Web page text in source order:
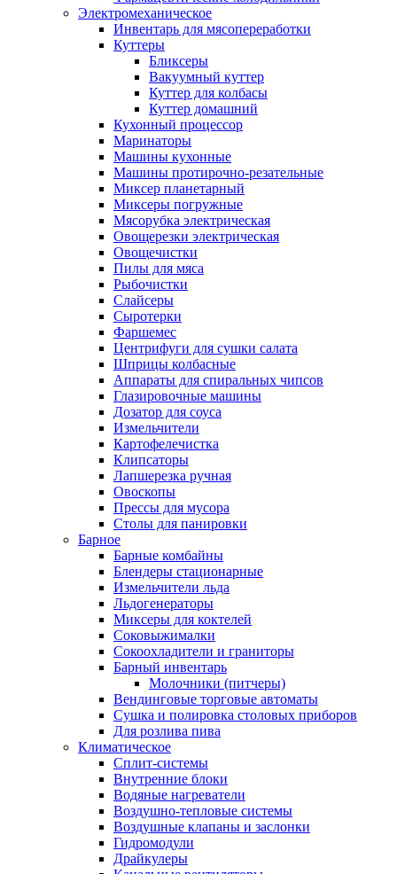
Электромеханическое
Инвентарь для мясопереработки
Куттеры
Бликсеры
Вакуумный куттер
Куттер для колбасы
Куттер домашний
Кухонный процессор
Маринаторы
Машины кухонные
Машины протирочно-резательные
Миксер планетарный
Миксеры погружные
Мясорубка электрическая
Овощерезки электрическая
Овощечистки
Пилы для мяса
Рыбочистки
Слайсеры
Сыротерки
Фаршемес
Центрифуги для сушки салата
Шприцы колбасные
Аппараты для спиральных чипсов
Глазировочные машины
Дозатор для соуса
Измельчители
Картофелечистка
Клипсаторы
Лапшерезка ручная
Овоскопы
Прессы для мусора
Столы для панировки
Барное
Барные комбайны
Блендеры стационарные
Измельчители льда
Льдогенераторы
Миксеры для коктелей
Соковыжималки
Сокоохладители и граниторы
Барный инвентарь
Молочники (питчеры)
Вендинговые торговые автоматы
Сушка и полировка столовых приборов
Для розлива пива
Климатическое
Сплит-системы
Внутренние блоки
Водяные нагреватели
Воздушно-тепловые системы
Воздушные клапаны и заслонки
Гидромодули
Драйкулеры